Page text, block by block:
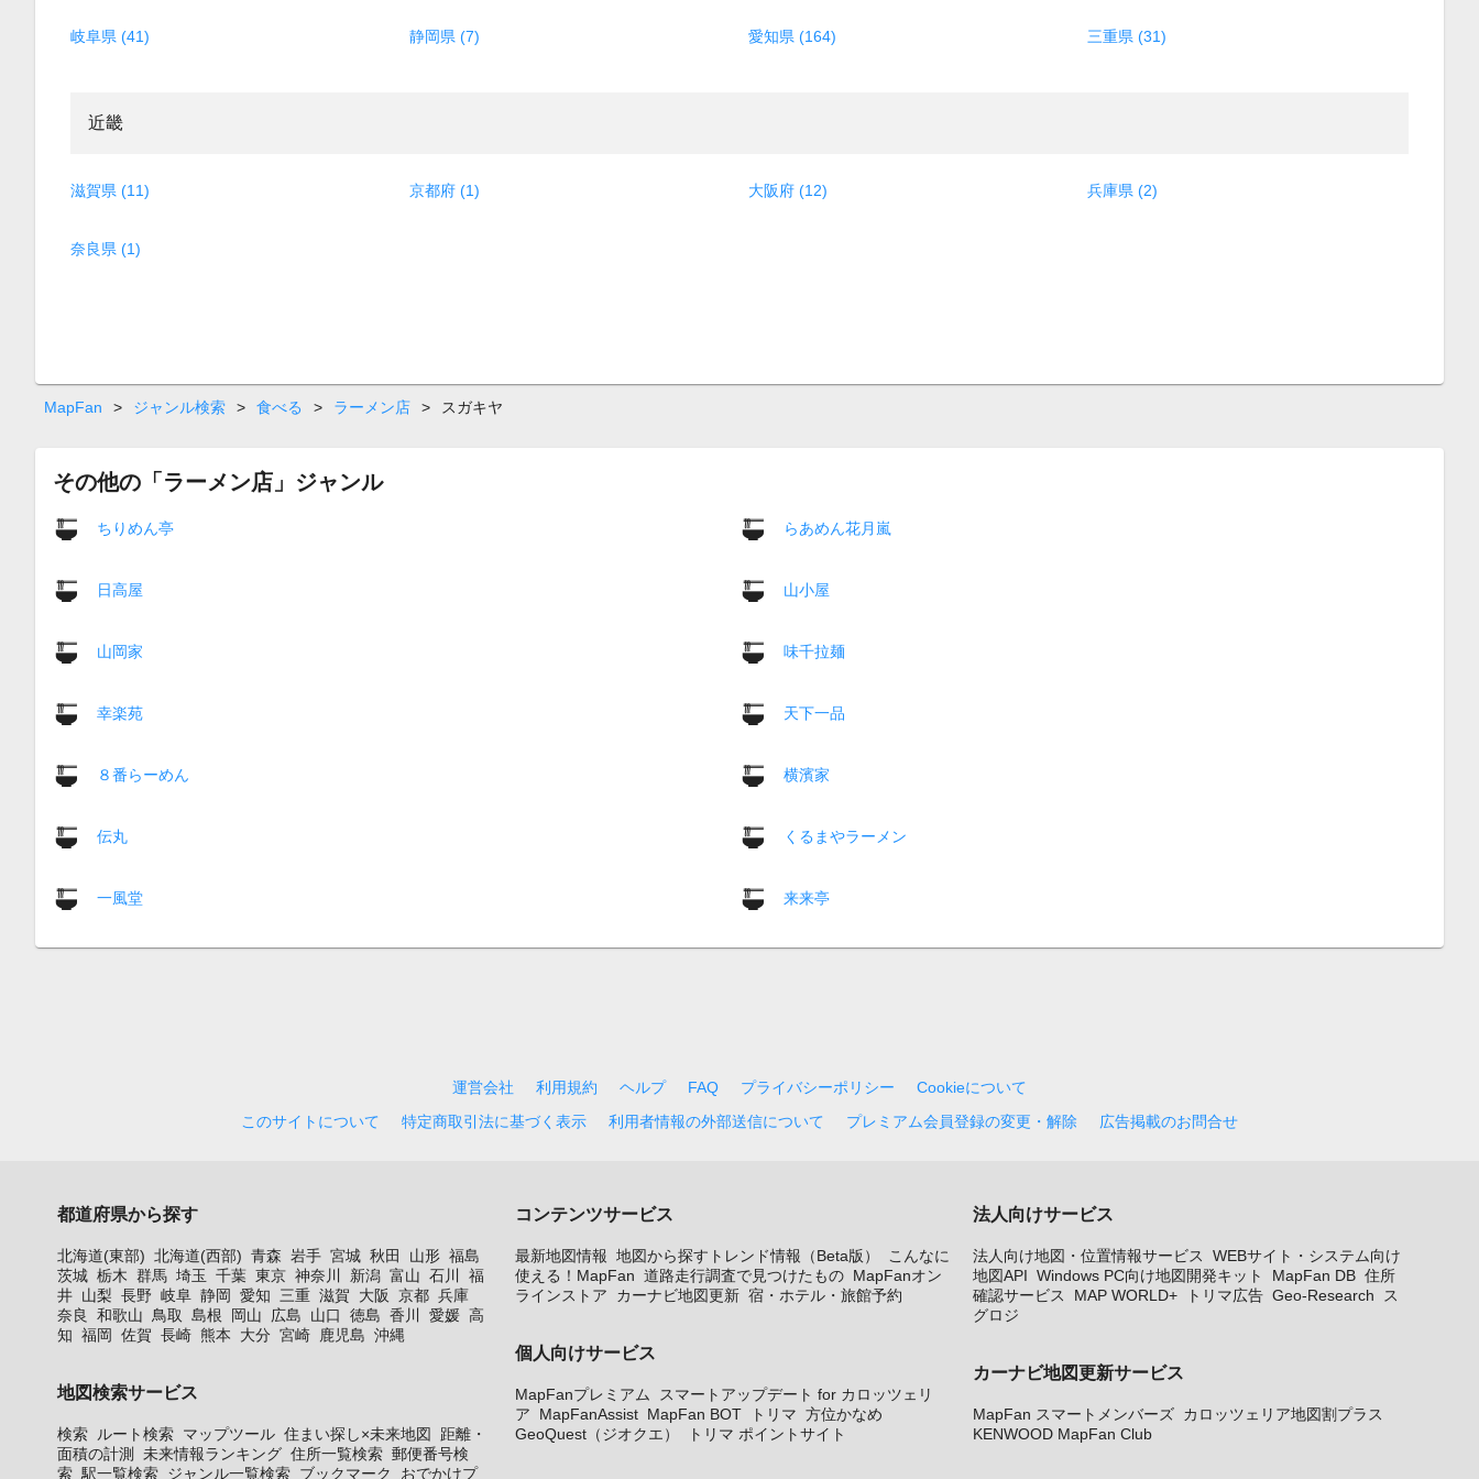
岐阜県 (41) 静岡県 (7) 愛知県 (164) 三重県 (31)
近畿
滋賀県 (11) 京都府 (1) 大阪府 (12) 兵庫県 (2)
奈良県 (1)
MapFan > ジャンル検索 > 食べる > ラーメン店 > スガキヤ
その他の「ラーメン店」ジャンル
ちりめん亭 らあめん花月嵐
日高屋 山小屋
山岡家 味千拉麺
幸楽苑 天下一品
８番らーめん 横濱家
伝丸 くるまやラーメン
一風堂 来来亭
運営会社 利用規約 ヘルプ FAQ プライバシーポリシー
Cookieについて
このサイトについて
特定商取引法に基づく表示 利用者情報の外部送信について プレミアム会員登録の変更・解除 広告掲載のお問合せ
都道府県から探す
北海道(東部) 北海道(西部) 青森 岩手 宮城 秋田 山形 福島
茨城 栃木 群馬 埼玉 千葉 東京 神奈川 新潟 富山 石川
福
井 山梨 長野 岐阜 静岡 愛知 三重 滋賀 大阪 京都 兵庫
奈良
和歌山 鳥取 島根 岡山 広島 山口 徳島 香川 愛媛 高
知 福岡 佐賀 長崎 熊本 大分 宮崎 鹿児島 沖縄
地図検索サービス
検索 ルート検索 マップツール 住まい探し×未来地図
距離・
面積の計測
未来情報ランキング 住所一覧検索 郵便番号検
索 駅一覧検索 ジャンル一覧検索 ブックマーク おでかけプ
コンテンツサービス
最新地図情報 地図から探すトレンド情報（Beta版）
こんなに
使える！MapFan 道路走行調査で見つけたもの MapFanオン
ラインストア
カーナビ地図更新 宿・ホテル・旅館予約
個人向けサービス
MapFanプレミアム
スマートアップデート for カロッツェリ
ア
MapFanAssist MapFan BOT トリマ 方位かなめ
GeoQuest（ジオクエ）
トリマ ポイントサイト
法人向けサービス
法人向け地図・位置情報サービス
WEBサイト・システム向け
地図API Windows PC向け地図開発キット MapFan DB 住所
確認サービス
MAP WORLD+ トリマ広告 Geo-Research
ス
グロジ
カーナビ地図更新サービス
MapFan スマートメンバーズ カロッツェリア地図割プラス
KENWOOD MapFan Club